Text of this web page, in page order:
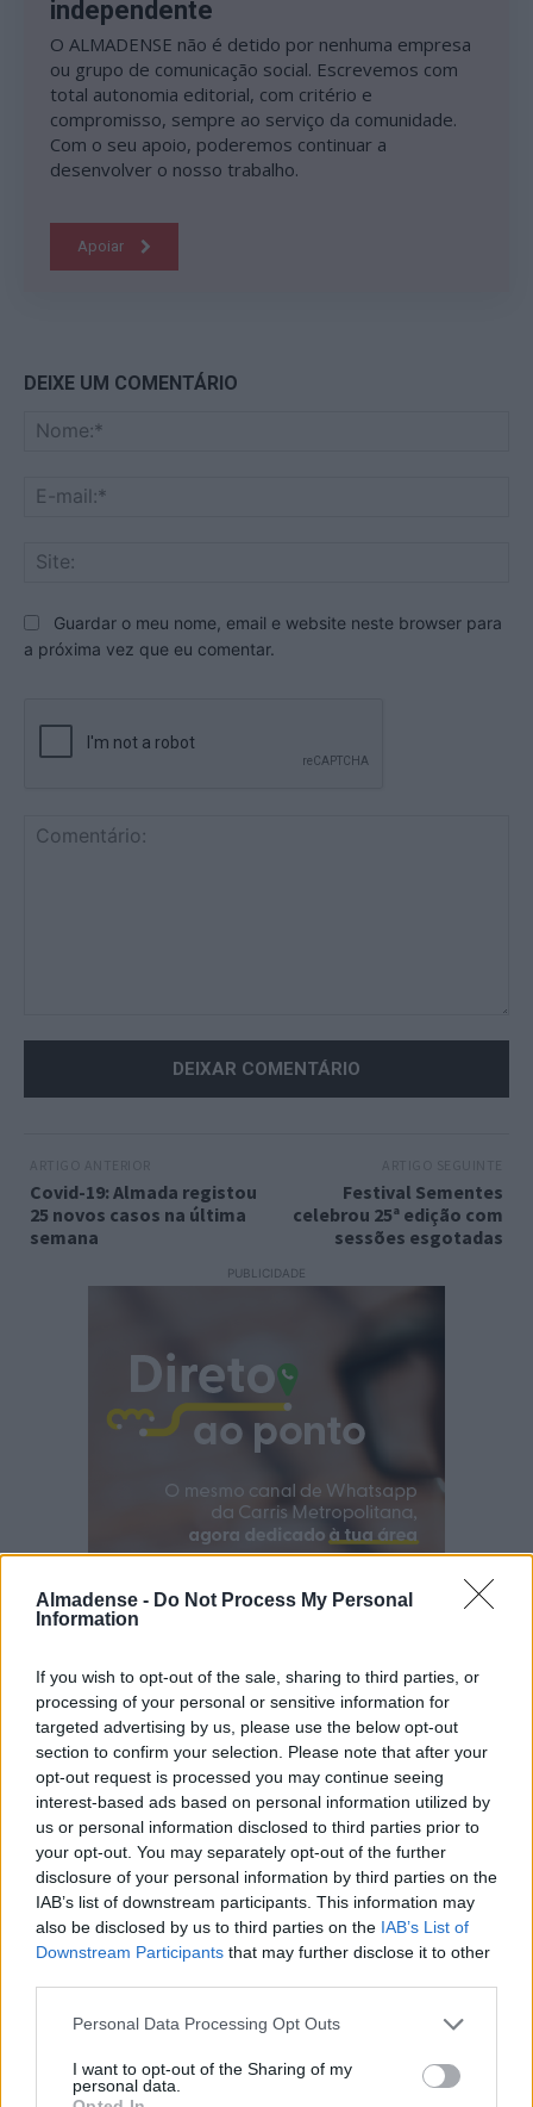
Almadense - Do Not Process My Personal
Information
If you wish to opt-out of the sale, sharing to third parties, or
processing of your personal or sensitive information for
targeted advertising by us, please use the below opt-out
section to confirm your selection. Please note that after your
opt-out request is processed you may continue seeing
interest-based ads based on personal information utilized by
us or personal information disclosed to third parties prior to
your opt-out. You may separately opt-out of the further
disclosure of your personal information by third parties on the
IAB’s list of downstream participants. This information may
also be disclosed by us to third parties on the IAB’s List of
Downstream Participants that may further disclose it to other
Personal Data Processing Opt Outs
I want to opt-out of the Sharing of my
personal data.
independente
O ALMADENSE não é detido por nenhuma empresa
ou grupo de comunicação social. Escrevemos com
total autonomia editorial, com critério e
compromisso, sempre ao serviço da comunidade.
Com o seu apoio, poderemos continuar a
desenvolver o nosso trabalho.
Apoiar
DEIXE UM COMENTÁRIO
Guardar o meu nome, email e website neste browser para
a próxima vez que eu comentar.
Covid-19: Almada registou
25 novos casos na última
semana
Festival Sementes
celebrou 25ª edição com
sessões esgotadas
PUBLICIDADE
Últimas